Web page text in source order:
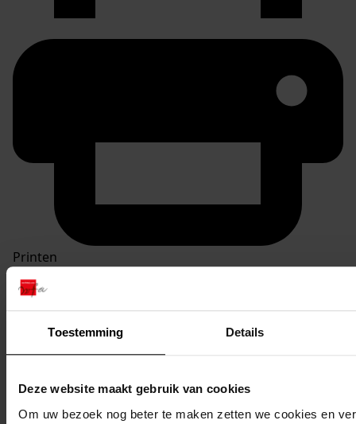
Toestemming Details
Deze website maakt gebruik van cookies
Om uw bezoek nog beter te maken zetten we cookies en
Printen
duurzaam webadres
inv. nrs. 1-100